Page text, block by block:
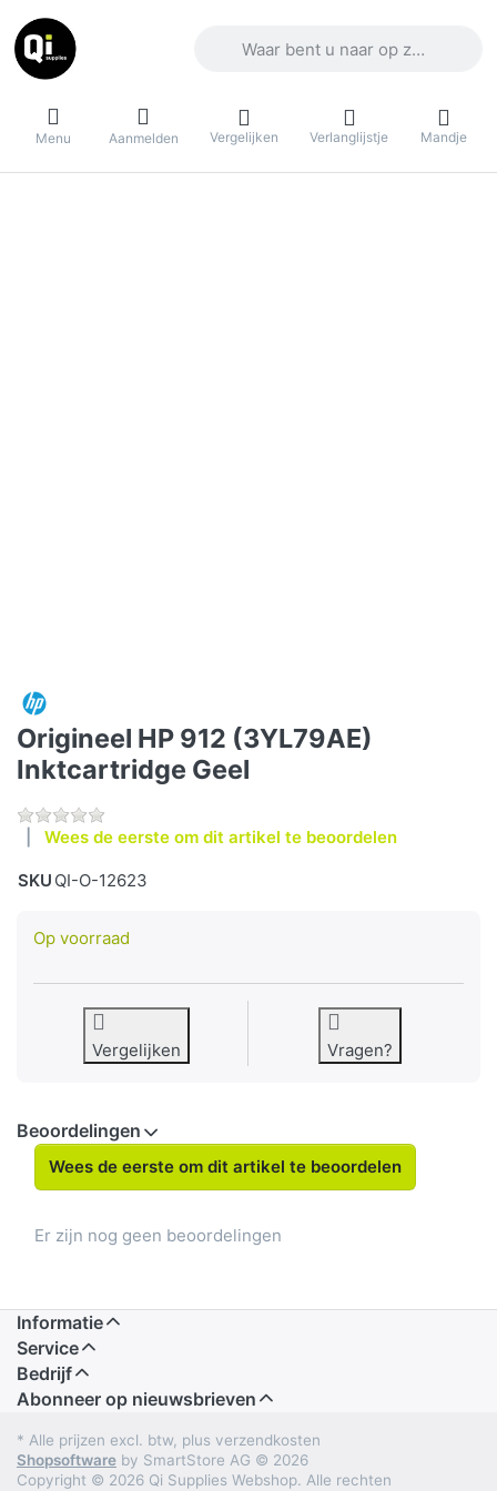
Menu Aanmelden Vergelijken Verlanglijstje Mandje
Origineel HP 912 (3YL79AE)
Inktcartridge Geel
Wees de eerste om dit artikel te beoordelen
SKU QI-O-12623
Op voorraad
Vergelijken Vragen?
Beoordelingen
Wees de eerste om dit artikel te beoordelen
Er zijn nog geen beoordelingen
Informatie
Service
Bedrijf
Abonneer op nieuwsbrieven
* Alle prijzen excl. btw, plus verzendkosten
Shopsoftware by SmartStore AG © 2026
Copyright © 2026 Qi Supplies Webshop. Alle rechten